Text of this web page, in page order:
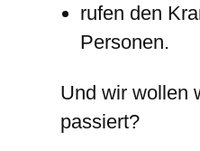
rufen den
Personen.
Und wir wollen
passiert?